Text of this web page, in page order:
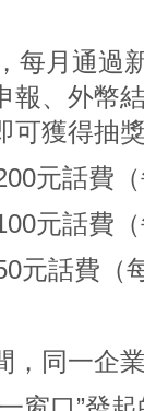
每月通過
報、外幣
可獲得抽
元話費
元話費
元話費（
，同一企